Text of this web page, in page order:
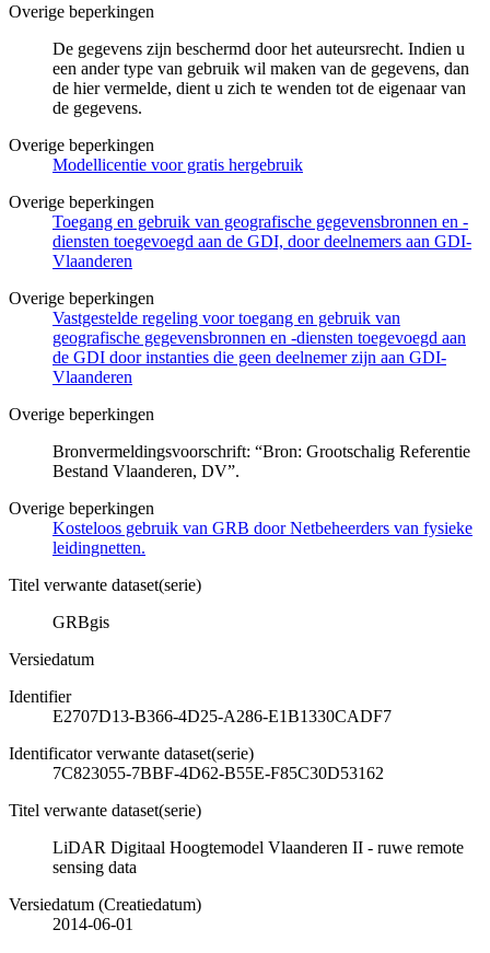
Overige beperkingen
De gegevens zijn beschermd door het auteursrecht. Indien u
een ander type van gebruik wil maken van de gegevens, dan
de hier vermelde, dient u zich te wenden tot de eigenaar van
de gegevens.
Overige beperkingen
Modellicentie voor gratis hergebruik
Overige beperkingen
Toegang en gebruik van geografische gegevensbronnen en -
diensten toegevoegd aan de GDI, door deelnemers aan GDI-
Vlaanderen
Overige beperkingen
Vastgestelde regeling voor toegang en gebruik van
geografische gegevensbronnen en -diensten toegevoegd aan
de GDI door instanties die geen deelnemer zijn aan GDI-
Vlaanderen
Overige beperkingen
Bronvermeldingsvoorschrift: “Bron: Grootschalig Referentie
Bestand Vlaanderen, DV”.
Overige beperkingen
Kosteloos gebruik van GRB door Netbeheerders van fysieke
leidingnetten.
Titel verwante dataset(serie)
GRBgis
Versiedatum
Identifier
E2707D13-B366-4D25-A286-E1B1330CADF7
Identificator verwante dataset(serie)
7C823055-7BBF-4D62-B55E-F85C30D53162
Titel verwante dataset(serie)
LiDAR Digitaal Hoogtemodel Vlaanderen II - ruwe remote
sensing data
Versiedatum (Creatiedatum)
2014-06-01